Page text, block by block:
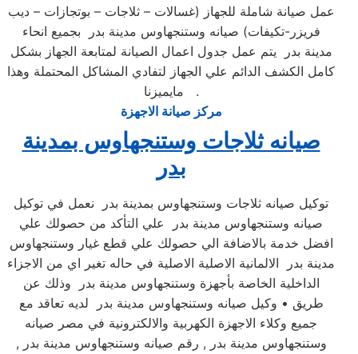
عمل صيانة شاملة للجهاز (غسالات – ثلاجات – بوتجازات – ديب
فريزر-تكيفات) صيانه وستنجهاوس مدينة بدر بجميع انحاء
مدينة بدر يتم عمل جدول اعمال الصيانة لمتابعة الجهاز بشكل
كامل الكشف الدائم علي الجهاز لتفادي المشاكل المحتملة وهذا
مايميزنا .
مركز صيانة الاجهزة
صيانه ثلاجات وستنجهاوس بمدينة
بدر
توكيل صيانه ثلاجات وستنجهاوس بمدينة بدر نعمل في توكيل
صيانه وستنجهاوس مدينة بدر علي التأكد من حصولك علي
افضل خدمة بالاضافة الي حصولك علي قطع غيار وستنجهاوس
مدينة بدر الالمانية الاصلية الاصلية في حاله تغير اي من الاجزاء
الداخلية الخاصة بأجهزة وستنجهاوس مدينة بدر وذلك عن
طريق • وكيل صيانه وستنجهاوس مدينة بدر لديه تعاقد مع
جميع وكلاء الاجهزة الكهربية والالكترونية في مصر صيانه
وستنجهاوس مدينة بدر , رقم صيانه وستنجهاوس مدينة بدر ,